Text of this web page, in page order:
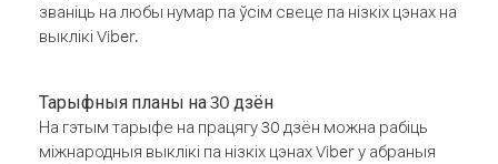
званіць на любы нумар па ўсім свеце па нізкіх цэнах на
выклікі Viber.
Тарыфныя планы на 30 дзён
На гэтым тарыфе на працягу 30 дзён можна рабіць
міжнародныя выклікі па нізкіх цэнах Viber у абраныя